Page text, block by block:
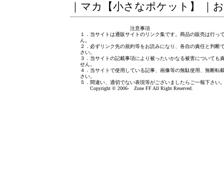
｜ マカ【小さなポケット】 ｜
注意事項
１．当サイトは通販サイトのリンク集です。商品の販売は行っ
ん。
２．必ずリンク先の規約等をお読みになり、各自の責任と判断
さい。
３．当サイトの記載事項により被ったいかなる被害についても
せん。
４．当サイトで使用している記事、画像等の無駄使用、無断転
さい。
５．間違い、適切でない表現等がございましたら ご一報下さい
Copyright © 2006- Zone FF All Right Reserved.